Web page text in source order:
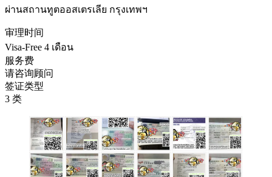
ผ่านสถานทูตออสเตรเลีย กรุงเทพฯ
审理时间
Visa-Free 4 เดือน
服务费
请咨询顾问
签证类型
3 类